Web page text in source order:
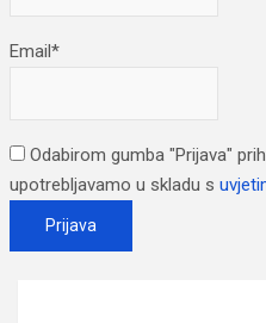
Email*
Odabirom gumba "Prijava"
upotrebljavamo u skladu s